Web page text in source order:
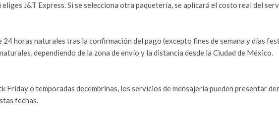
J&T Express. Si se selecciona otra paquetería, se aplicará el costo real del
24 horas naturales tras la confirmación del pago (excepto fines de semana y días
dependiendo de la zona de envío y la distancia desde la Ciudad de México.
Friday o temporadas decembrinas, los servicios de mensajería pueden presentar
fechas.